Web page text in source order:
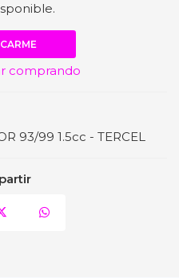
comprando
93/99 1.5cc - TERCEL